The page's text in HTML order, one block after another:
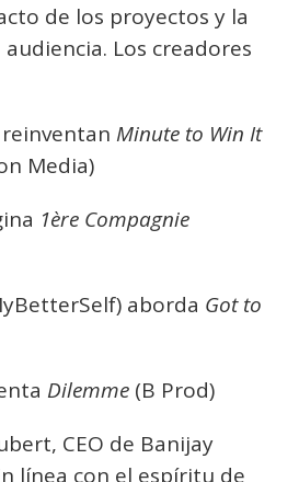
de los proyectos y la
Los creadores
reinventan Minute to Win It
Media)
1ère Compagnie
aborda Got to
Dilemme (B Prod)
CEO de Banijay
línea con el espíritu de